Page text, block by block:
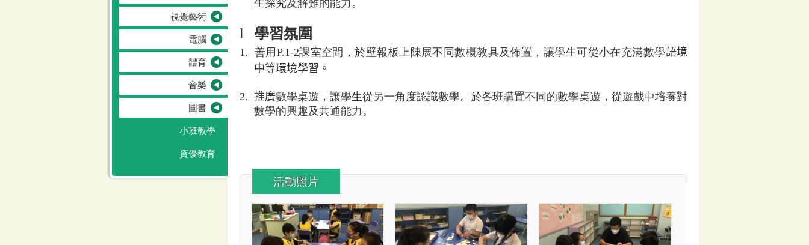
生探究及解難的能力。
l 學習氛圍
1. 善用 P.1-2課室空間，於壁報板上陳展不同數概教具及佈置，讓學生可從小在充滿數學語境
中等環境學習。
2. 推廣數學桌遊，讓學生從另一角度認識數學。於各班購置不同的數學桌遊，從遊戲中培養對
數學的興趣及共通能力。
活動照片
視覺藝術
電腦
體育
音樂
圖書
小班教學
資優教育